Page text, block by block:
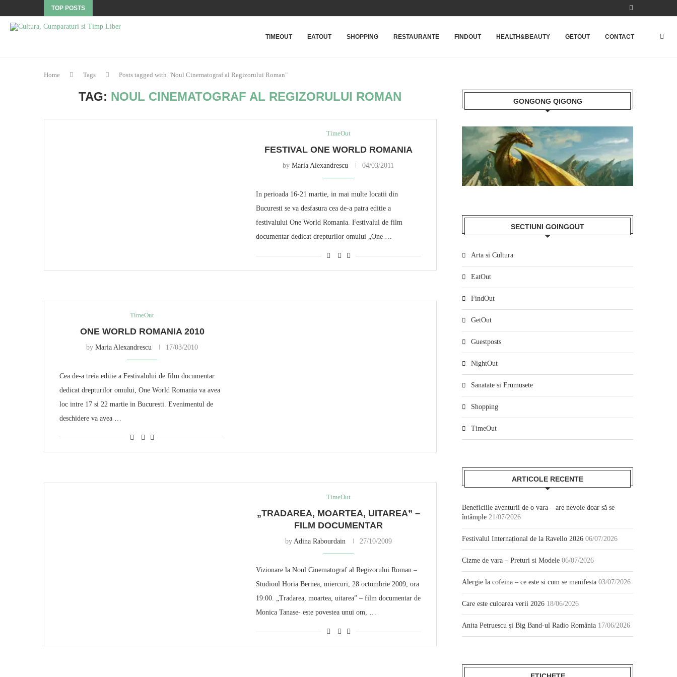
TOP POSTS
TIMEOUT EATOUT SHOPPING RESTAURANTE FINDOUT HEALTH&BEAUTY GETOUT CONTACT
Home Tags Posts tagged with "Noul Cinematograf al Regizorului Roman"
TAG: NOUL CINEMATOGRAF AL REGIZORULUI ROMAN
TimeOut
FESTIVAL ONE WORLD ROMANIA
byMaria Alexandrescu 04/03/2011
In perioada 16-21 martie, in mai multe locatii din
Bucuresti se va desfasura cea de-a patra editie a
festivalului One World Romania. Festivalul de film
documentar dedicat drepturilor omului „One …
TimeOut
ONE WORLD ROMANIA 2010
by Maria Alexandrescu 17/03/2010
Cea de-a treia editie a Festivalului de film documentar
dedicat drepturilor omului, One World Romania va avea
loc intre 17 si 22 martie in Bucuresti. Evenimentul de
deschidere va avea …
TimeOut
„TRADAREA, MOARTEA, UITAREA” –
FILM DOCUMENTAR
by Adina Rabourdain 27/10/2009
Vizionare la Noul Cinematograf al Regizorului Roman –
Studioul Horia Bernea, miercuri, 28 octombrie 2009, ora
19:00. „Tradarea, moartea, uitarea” – film documentar de
Monica Tanase- este povestea unui om, …
GONGONG QIGONG
SECTIUNI GOINGOUT
Arta si Cultura
EatOut
FindOut
GetOut
Guestposts
NightOut
Sanatate si Frumusete
Shopping
TimeOut
ARTICOLE RECENTE
Beneficiile aventurii de o vara – are nevoie doar să se
întâmple 21/07/2026
Festivalul Internațional de la Ravello 2026 06/07/2026
Cizme de vara – Preturi si Modele 06/07/2026
Alergie la cofeina – ce este si cum se manifesta 03/07/2026
Care este culoarea verii 2026 18/06/2026
Anita Petruescu și Big Band-ul Radio România 17/06/2026